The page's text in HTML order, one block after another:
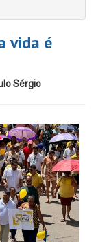
vida é
Sérgio